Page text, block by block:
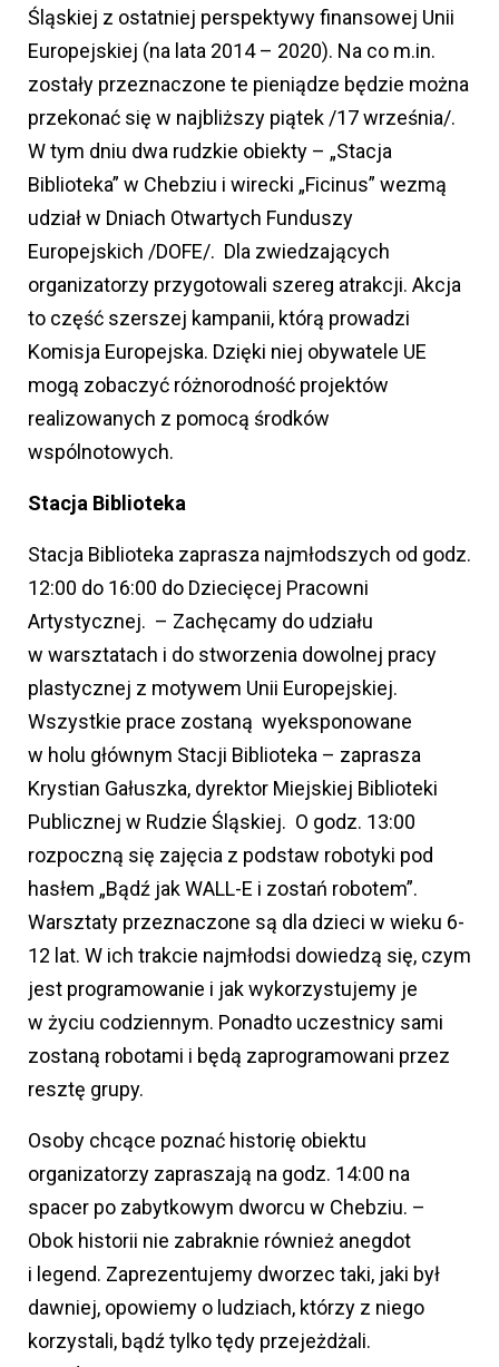
Śląskiej z ostatniej perspektywy finansowej Unii
Europejskiej (na lata 2014 – 2020). Na co m.in.
zostały przeznaczone te pieniądze będzie można
przekonać się w najbliższy piątek /17 września/.
W tym dniu dwa rudzkie obiekty – „Stacja
Biblioteka” w Chebziu i wirecki „Ficinus” wezmą
udział w Dniach Otwartych Funduszy
Europejskich /DOFE/. Dla zwiedzających
organizatorzy przygotowali szereg atrakcji. Akcja
to część szerszej kampanii, którą prowadzi
Komisja Europejska. Dzięki niej obywatele UE
mogą zobaczyć różnorodność projektów
realizowanych z pomocą środków
wspólnotowych.
Stacja Biblioteka
Stacja Biblioteka zaprasza najmłodszych od godz.
12:00 do 16:00 do Dziecięcej Pracowni
Artystycznej. – Zachęcamy do udziału
w warsztatach i do stworzenia dowolnej pracy
plastycznej z motywem Unii Europejskiej.
Wszystkie prace zostaną wyeksponowane
w holu głównym Stacji Biblioteka – zaprasza
Krystian Gałuszka, dyrektor Miejskiej Biblioteki
Publicznej w Rudzie Śląskiej. O godz. 13:00
rozpoczną się zajęcia z podstaw robotyki pod
hasłem „Bądź jak WALL-E i zostań robotem”.
Warsztaty przeznaczone są dla dzieci w wieku 6-
12 lat. W ich trakcie najmłodsi dowiedzą się, czym
jest programowanie i jak wykorzystujemy je
w życiu codziennym. Ponadto uczestnicy sami
zostaną robotami i będą zaprogramowani przez
resztę grupy.
Osoby chcące poznać historię obiektu
organizatorzy zapraszają na godz. 14:00 na
spacer po zabytkowym dworcu w Chebziu. –
Obok historii nie zabraknie również anegdot
i legend. Zaprezentujemy dworzec taki, jaki był
dawniej, opowiemy o ludziach, którzy z niego
korzystali, bądź tylko tędy przejeżdżali.